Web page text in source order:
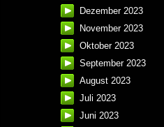
Dezember 2023
November 2023
Oktober 2023
September 2023
August 2023
Juli 2023
Juni 2023